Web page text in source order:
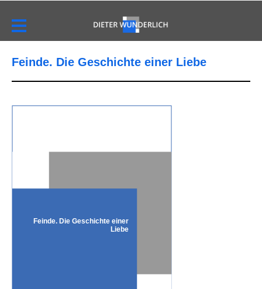
Feinde. Die Geschichte einer Liebe
Feinde. Die Geschichte einer
Liebe